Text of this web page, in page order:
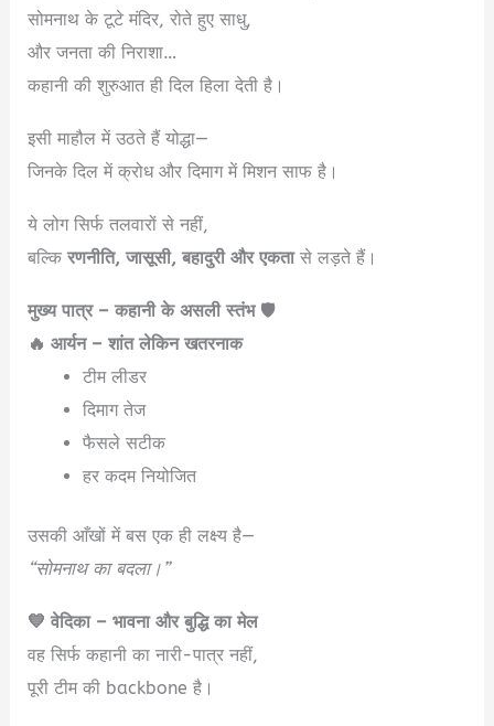
सोमनाथ के टूटे मंदिर, रोते हुए साधु,
और जनता की निराशा…
कहानी की शुरुआत ही दिल हिला देती है।
इसी माहौल में उठते हैं योद्धा—
जिनके दिल में क्रोध और दिमाग में मिशन साफ है।
ये लोग सिर्फ तलवारों से नहीं,
बल्किरणनीति, जासूसी, बहादुरी और एकतासे लड़ते हैं।
मुख्य पात्र – कहानी के असली स्तंभ🛡️
🔥 आर्यन – शांत लेकिन खतरनाक
टीम लीडर
दिमाग तेज
फैसले सटीक
हर कदम नियोजित
उसकी आँखों में बस एक ही लक्ष्य है—
“सोमनाथ का बदला।”
💙 वेदिका – भावना और बुद्धि का मेल
वह सिर्फ कहानी का नारी-पात्र नहीं,
पूरी टीम की backbone है।